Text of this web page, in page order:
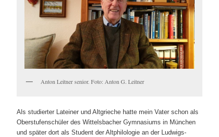
Anton Leitner senior. Foto: Anton G. Leitner
Als studierter Lateiner und Altgrieche hatte mein Vater schon als
Oberstufenschüler des Wittelsbacher Gymnasiums in München
und später dort als Student der Altphilologie an der Ludwigs-